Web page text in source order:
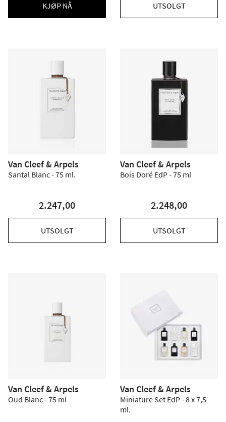
KJØP NÅ UTSOLGT
Van Cleef & Arpels
Santal Blanc - 75 ml.
2.247,00
UTSOLGT
Van Cleef & Arpels
Bois Doré EdP - 75 ml
2.248,00
UTSOLGT
Van Cleef & Arpels
Oud Blanc - 75 ml
Van Cleef & Arpels
Miniature Set EdP - 8 x 7,5
ml.